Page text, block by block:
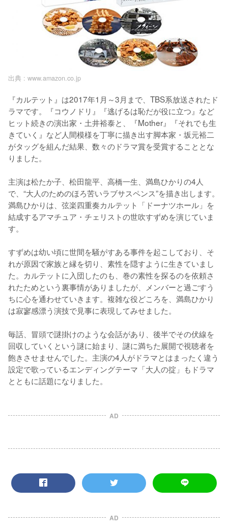
出典 : www.amazon.co.jp
『カルテット』は2017年1月～3月まで、TBS系放送されたド
ラマです。『コウノドリ』『逃げるは恥だが役に立つ』など
ヒット続きの演出家・土井裕泰と、『Mother』『それでも生
きていく』など人間模様を丁寧に描き出す脚本家・坂元裕二
がタッグを組んだ結果、数々のドラマ賞を受賞することとな
りました。
主演は松たか子、松田龍平、高橋一生、満島ひかりの4人
で、“大人のためのほろ苦いラブサスペンス”を描き出します。
満島ひかりは、弦楽四重奏カルテット「ドーナツホール」を
結成するアマチュア・チェリストの世吹すずめを演じていま
す。
すずめは幼い頃に世間を騒がすある事件を起こしており、そ
れが原因で家族と縁を切り、素性を隠すように生きていまし
た。カルテットに入団したのも、巻の素性を探るのを依頼さ
れたためという裏事情がありましたが、メンバーと過ごすう
ちに心を通わせていきます。複雑な役どころを、満島ひかり
は寂寥感漂う演技で見事に表現してみせました。
毎話、冒頭で謎掛けのような会話があり、後半でその伏線を
回収していくという謎に始まり、謎に満ちた展開で視聴者を
飽きさせませんでした。主演の4人がドラマとはまったく違う
設定で歌っているエンディングテーマ「大人の掟」もドラマ
とともに話題になりました。
AD
AD